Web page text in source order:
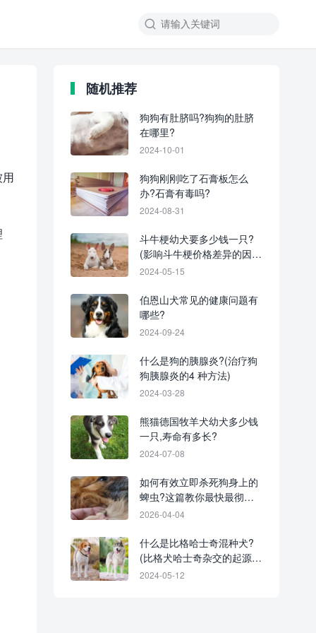
随机推荐
狗狗有肚脐吗?狗狗的肚脐
在哪里?
2024-10-01
狗狗刚刚吃了石膏板怎么
办?石膏有毒吗?
2024-08-31
斗牛梗幼犬要多少钱一只?
(影响斗牛梗价格差异的因
素)
2024-05-15
伯恩山犬常见的健康问题有
哪些?
2024-09-24
什么是狗的胰腺炎?(治疗狗
狗胰腺炎的4 种方法)
2024-03-28
熊猫德国牧羊犬幼犬多少钱
一只,寿命有多长?
2024-07-08
如何有效立即杀死狗身上的
蜱虫?这篇教你最快最彻底
的解决办法!
2026-04-04
什么是比格哈士奇混种犬?
(比格犬哈士奇杂交的起源和
历史)
2024-05-12